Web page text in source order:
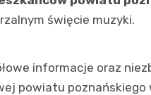
święcie muzyki.
informacje oraz
powiatu poznańskiego